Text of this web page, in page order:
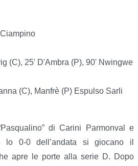
(C), 25' D'Ambra (P), 90' Nwingwe
(C), Manfrè (P) Espulso Sarli
di Carini Parmonval e
lo 0-0 dell’andata si giocano il
apre le porte alla serie D. Dopo